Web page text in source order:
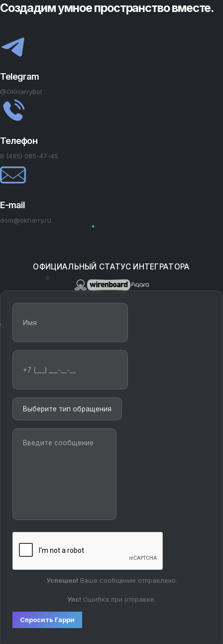
Создадим умное пространство вместе.
Telegram
@OKHarryBot
Телефон
8 (495) 085-47-45
E-mail
dom@okharry.ru
ОФИЦИАЛЬНЫЙ СТАТУС ИНТЕГРАТОРА
Успешно! Ваше сообщение отправлено.
Упс! Ошибка при отправке.
Спросить Гарри